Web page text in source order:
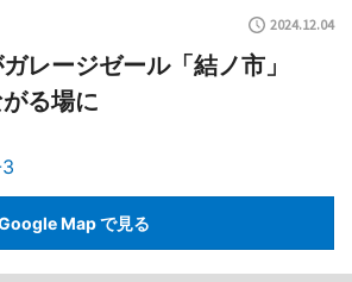
2024.12.04
レージゼール「結ノ市」
る場に
Map で見る